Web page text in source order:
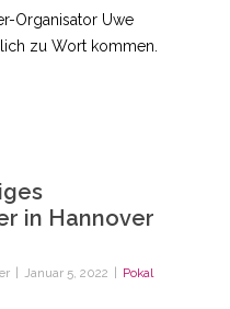
Organisator Uwe
zu Wort kommen.
in Hannover
Januar 5, 2022 Pokal